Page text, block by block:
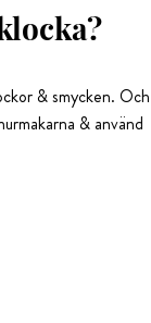
& smycken. Och
& använd